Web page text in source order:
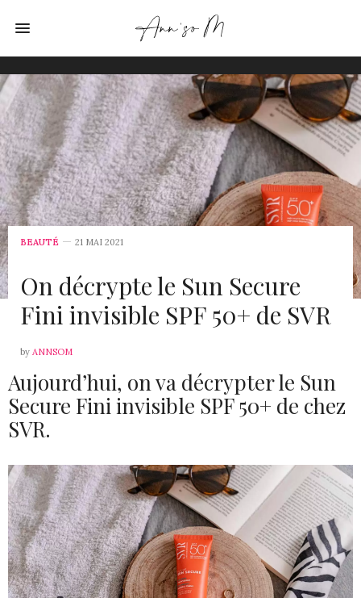
BEAUTÉ 21 MAI 2021
On décrypte le Sun Secure
Fini invisible SPF 50+ de SVR
by ANNSOM
Aujourd’hui, on va décrypter le Sun
Secure Fini invisible SPF 50+ de chez
SVR.